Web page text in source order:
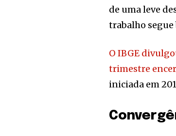
de uma leve
trabalho segue
O IBGE
trimestre
iniciada em